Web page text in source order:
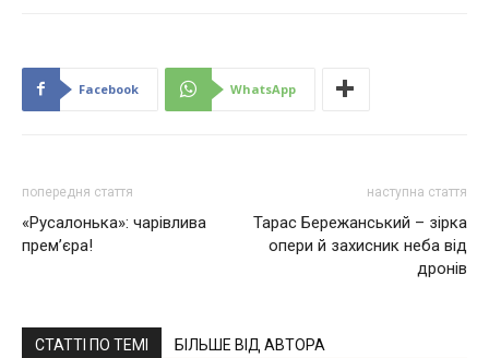
Facebook WhatsApp
попередня стаття
«Русалонька»: чарівлива
прем’єра!
наступна стаття
Тарас Бережанський – зірка
опери й захисник неба від
дронів
СТАТТІ ПО ТЕМІ БІЛЬШЕ ВІД АВТОРА